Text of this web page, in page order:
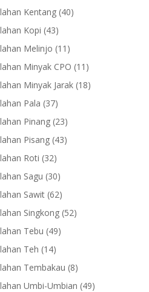
products
Kentang 4040
Kopi 4343
products
Melinjo 11 11
products
Minyak CPO 11 11
products
Minyak Jarak 1818
Pala 3737
products
Pinang 2323
products
Pisang 4343
Roti 3232
products
Sagu 3030
products
Sawit 6262
products
Singkong 5252
Tebu 4949
Teh 1414
products
Tembakau 88
products
Umbi-Umbian 4949